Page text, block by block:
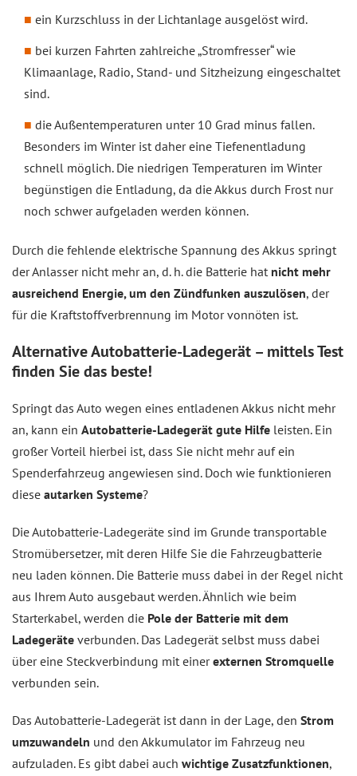
ein Kurzschluss in der Lichtanlage ausgelöst wird.
bei kurzen Fahrten zahlreiche „Stromfresser“ wie
Klimaanlage, Radio, Stand- und Sitzheizung eingeschaltet
sind.
die Außentemperaturen unter 10 Grad minus fallen.
Besonders im Winter ist daher eine Tiefenentladung
schnell möglich. Die niedrigen Temperaturen im Winter
begünstigen die Entladung, da die Akkus durch Frost nur
noch schwer aufgeladen werden können.
Durch die fehlende elektrische Spannung des Akkus springt
der Anlasser nicht mehr an, d. h. die Batterie hat nicht mehr
ausreichend Energie, um den Zündfunken auszulösen, der
für die Kraftstoffverbrennung im Motor vonnöten ist.
Alternative Autobatterie-Ladegerät – mittels Test
finden Sie das beste!
Springt das Auto wegen eines entladenen Akkus nicht mehr
an, kann ein Autobatterie-Ladegerät gute Hilfe leisten. Ein
großer Vorteil hierbei ist, dass Sie nicht mehr auf ein
Spenderfahrzeug angewiesen sind. Doch wie funktionieren
diese autarken Systeme?
Die Autobatterie-Ladegeräte sind im Grunde transportable
Stromübersetzer, mit deren Hilfe Sie die Fahrzeugbatterie
neu laden können. Die Batterie muss dabei in der Regel nicht
aus Ihrem Auto ausgebaut werden. Ähnlich wie beim
Starterkabel, werden die Pole der Batterie mit dem
Ladegeräte verbunden. Das Ladegerät selbst muss dabei
über eine Steckverbindung mit einerexternen Stromquelle
verbunden sein.
Das Autobatterie-Ladegerät ist dann in der Lage, den Strom
umzuwandeln und den Akkumulator im Fahrzeug neu
aufzuladen. Es gibt dabei auch wichtige Zusatzfunktionen,